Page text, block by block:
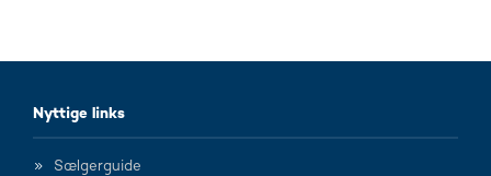
Nyttige links
Sælgerguide